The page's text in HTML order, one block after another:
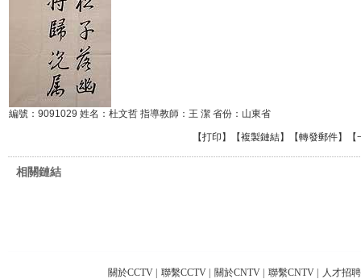
編號：9091029 姓名：杜文哲 指導教師：王 潔 省份：山東省
【打印 】【複製鏈結】【轉發郵件】
相關鏈結
關於CCTV 聯繫CCTV 關於CNTV 聯繫CNTV 人才招聘